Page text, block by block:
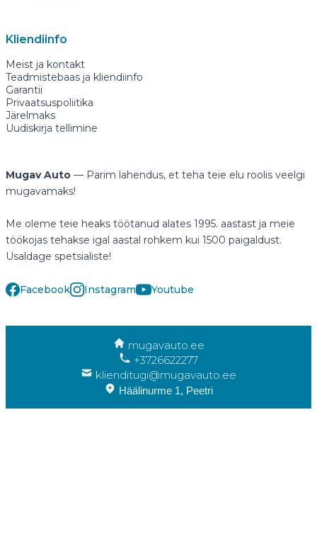
Kliendiinfo
Meist ja kontakt
Teadmistebaas ja kliendiinfo
Garantii
Privaatsuspoliitika
Järelmaks
Uudiskirja tellimine
Mugav Auto — Parim lahendus, et teha teie elu roolis veelgi
mugavamaks!
Me oleme teie heaks töötanud alates 1995. aastast ja meie
töökojas tehakse igal aastal rohkem kui 1500 paigaldust.
Usaldage spetsialiste!
Facebook Instagram Youtube
mugavauto.ee
+3726622277
klienditugi@mugavauto.ee
Häälinurme 1, Peetri